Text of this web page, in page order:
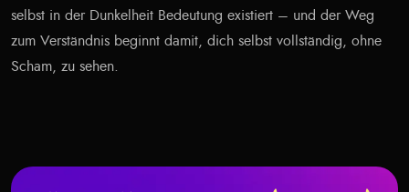
selbst in der Dunkelheit Bedeutung existiert – und der Weg
zum Verständnis beginnt damit, dich selbst vollständig, ohne
Scham, zu sehen.